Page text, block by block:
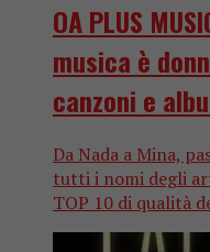
OA PLUS
musica è
canzoni e
Da Nada a Mina,
tutti i nomi degli
TOP 10 di qualità